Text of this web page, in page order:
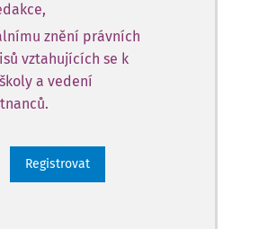
znění právních
vztahujících se k
a vedení
Registrovat